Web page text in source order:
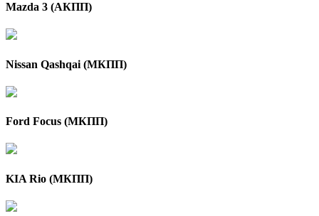
Mazda 3 (АКПП)
Nissan Qashqai (МКПП)
Ford Focus (МКПП)
KIA Rio (МКПП)